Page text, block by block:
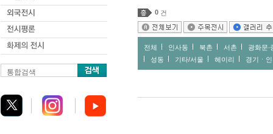
통합검색
0 건
전체 인사동 북촌 서촌
광화문∙
성동
기타/서울 헤이리 경기ㆍ